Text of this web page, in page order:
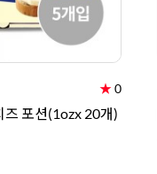
★0
포션(1ozx 20개)